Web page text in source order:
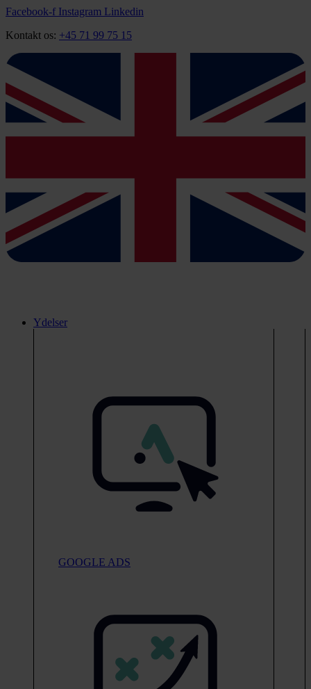
Videre
indhold
Facebook-f Instagram Linkedin
Kontakt os: +45 71 99 75 15
Ydelser
GOOGLE ADS